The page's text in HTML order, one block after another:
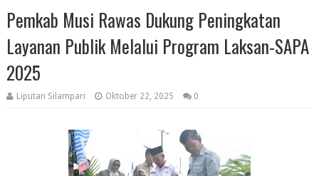
Pemkab Musi Rawas Dukung Peningkatan
Layanan Publik Melalui Program Laksan-SAPA
2025
Liputan Silampari Oktober 22, 2025 0